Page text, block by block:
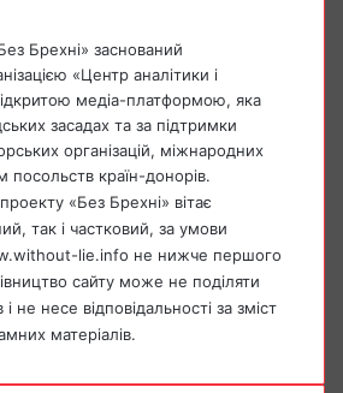
Брехні» заснований
«Центр аналітики і
медіа-платформою, яка
засадах та за підтримки
організацій, міжнародних
посольств країн-донорів.
«Без Брехні» вітає
так і частковий, за умови
lie.info не нижче першого
сайту може не поділяти
не несе відповідальності за зміст
матеріалів.